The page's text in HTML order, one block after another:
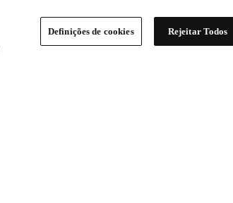
Definições de cookies Rejeitar Todos